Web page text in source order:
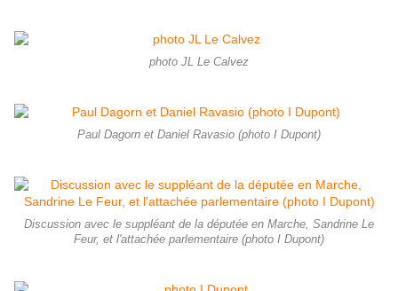
photo JL Le Calvez
Paul Dagorn et Daniel Ravasio (photo I Dupont)
Discussion avec le suppléant de la députée en Marche, Sandrine Le
Feur, et l'attachée parlementaire (photo I Dupont)